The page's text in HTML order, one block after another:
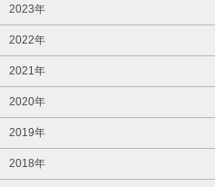
2023年
2022年
2021年
2020年
2019年
2018年